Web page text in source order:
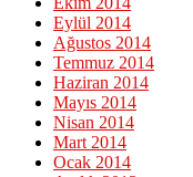
Eylül 2014
Ağustos 2014
Temmuz 2014
Haziran 2014
Mayıs 2014
Nisan 2014
Mart 2014
Ocak 2014